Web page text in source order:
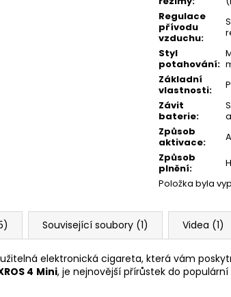
Regulace
přívodu
vzduchu:
Styl
potahování:
Základní
vlastnosti:
Závit
baterie:
Způsob
aktivace:
Způsob
plnění:
Položka byla
Související soubory (1) Videa (1)
elektronická cigareta, která vám
4 Mini, je nejnovější přírůstek do